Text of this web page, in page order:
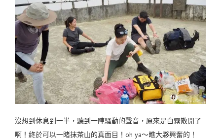
沒想到休息到一半，聽到一陣騷動的聲音，原來是白霧散開了
啊！終於可以一睹抹茶山的真面目！oh ya～瞧大夥興奮的！